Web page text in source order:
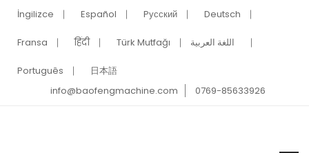
İngilizce Español Pусский Deutsch
Fransa हिंदी Türk Mutfağı اللغة العربية
Português
日本語
info@baofengmachine.com
0769-85633926